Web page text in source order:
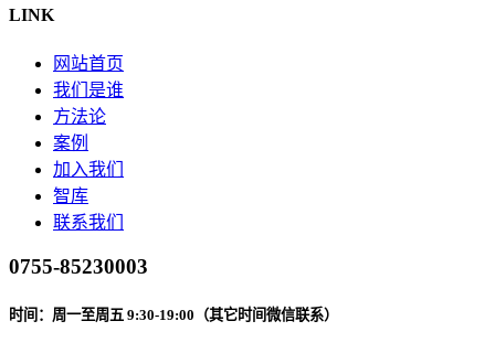
LINK
网站首页
我们是谁
方法论
案例
加入我们
智库
联系我们
0755-85230003
时间：周一至周五 9:30-19:00（其它时间微信联系）